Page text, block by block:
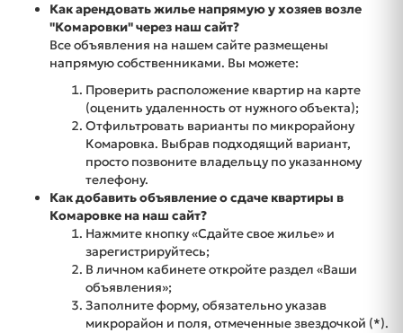
Как арендовать жилье напрямую у хозяев возле
"Комаровки" через наш сайт?
Все объявления на нашем сайте размещены
напрямую собственниками. Вы можете:
Проверить расположение квартир на карте
(оценить удаленность от нужного объекта);
Отфильтровать варианты по микрорайону
Комаровка. Выбрав подходящий вариант,
просто позвоните владельцу по указанному
телефону.
Как добавить объявление о сдаче квартиры в
Комаровке на наш сайт?
Нажмите кнопку «Сдайте свое жилье» и
зарегистрируйтесь;
В личном кабинете откройте раздел «Ваши
объявления»;
Заполните форму, обязательно указав
микрорайон и поля, отмеченные звездочкой (*).